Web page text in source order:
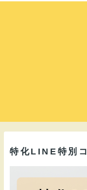
特化LINE特別